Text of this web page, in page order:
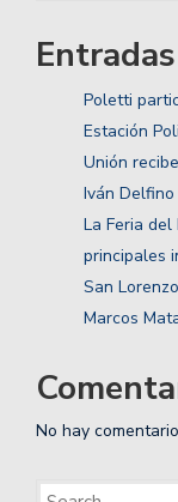
Poletti
Estación
Unión
Iván
La Feria
principales
San
Marcos
No hay